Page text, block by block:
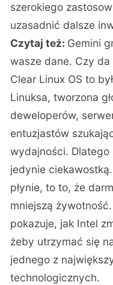
szerokiego
uzasadnić dalsze
Czytaj też: Gemini
wasze dane. Czy
Clear Linux OS to
Linuksa, tworzona
deweloperów,
entuzjastów
wydajności.
jedynie
płynie, to to, że
mniejszą
pokazuje, jak Intel
żeby utrzymać się
jednego z
technologicznych.